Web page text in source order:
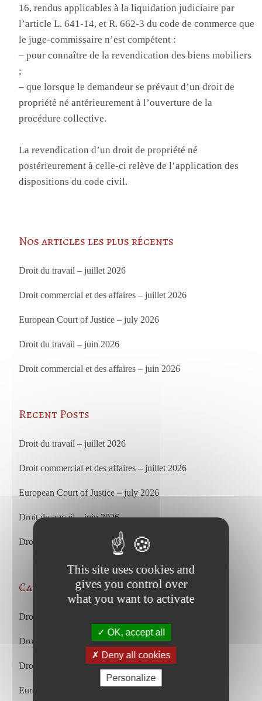
16, rendus applicables à la liquidation judiciaire par
l’article L. 641-14, et R. 662-3 du code de commerce que
le juge-commissaire n’est compétent :
– pour connaître de la revendication des biens mobiliers
;
– que lorsque le demandeur se prévaut d’un droit de
propriété né antérieurement à l’ouverture de la
procédure collective.
La revendication d’un droit de propriété né
postérieurement à celle-ci relève de l’application des
dispositions du code civil.
Nos articles les plus récents
Droit du travail – juillet 2026
Droit commercial et des affaires – juillet 2026
European Court of Justice – july 2026
Droit du travail – juin 2026
Droit commercial et des affaires – juin 2026
Recent Posts
Droit du travail – juillet 2026
Droit commercial et des affaires – juillet 2026
European Court of Justice – july 2026
Droit du travail – juin 2026
Droit commercial et des affaires – juin 2026
Categories
Droit des affaires et droit commercial
Droit du travail
Droit du travail français et européen
European Court of Justice
This site uses cookies and
gives you control over
what you want to activate
OK, accept all
Deny all cookies
Personalize